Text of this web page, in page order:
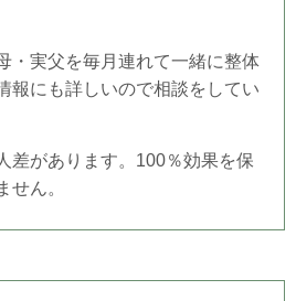
・実父を毎月連れて一緒に整体
報にも詳しいので相談をしてい
差があります。100％効果を保
せん。